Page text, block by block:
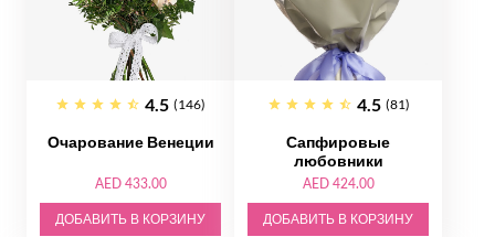
4.5 (146)
Очарование Венеции
AED 433.00
ДОБАВИТЬ В КОРЗИНУ
4.5 (81)
Сапфировые
любовники
AED 424.00
ДОБАВИТЬ В КОРЗИНУ